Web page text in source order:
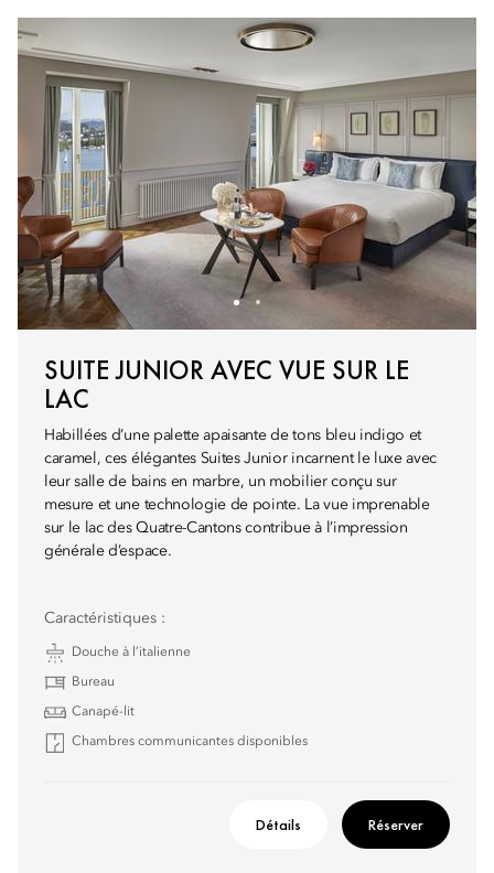
SUITE JUNIOR AVEC VUE SUR LE
LAC
Habillées d’une palette apaisante de tons bleu indigo et
caramel, ces élégantes Suites Junior incarnent le luxe avec
leur salle de bains en marbre, un mobilier conçu sur
mesure et une technologie de pointe. La vue imprenable
sur le lac des Quatre-Cantons contribue à l’impression
générale d’espace.
Caractéristiques :
Douche à l’italienne
Bureau
Canapé-lit
Chambres communicantes disponibles
Détails Réserver